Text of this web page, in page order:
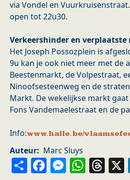
via Vondel en
open tot 22u30.
Verkeershinder en
Het Joseph Possozplein is
9u kan je ook niet meer met de
Beestenmarkt, de Volpestraat,
Ninoofsesteenweg en de
Markt. De wekelijkse markt
Fons Vandemaelestraat en de
Info:www.halle.be/
Auteur Marc Sluys
ShareFacebook